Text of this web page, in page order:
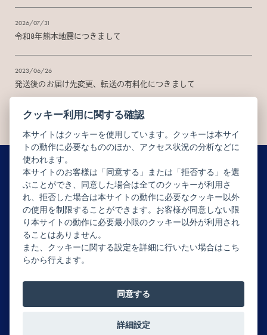
2026/07/31
令和8年熊本地震につきまして
2023/06/26
発送後のお届け先変更、転送の有料化につきまして
ニュースレター配信登録はこちら
Copyright © JEAN-PAUL HÉVIN JAPON All rights reserved.
クッキー利用に関する確認
本サイトはクッキーを使用しています。クッキーは本サイ
トの動作に必要なもののほか、アクセス状況の分析などに
使われます。
本サイトのお客様は「同意する」または「拒否する」を選
ぶことができ、同意した場合は全てのクッキーが利用さ
れ、拒否した場合は本サイトの動作に必要なクッキー以外
の使用を制限することができます。お客様が同意しない限
り本サイトの動作に必要最小限のクッキー以外が利用され
ることはありません。
また、クッキーに関する設定を詳細に行いたい場合はこち
らから行えます。
同意する
詳細設定